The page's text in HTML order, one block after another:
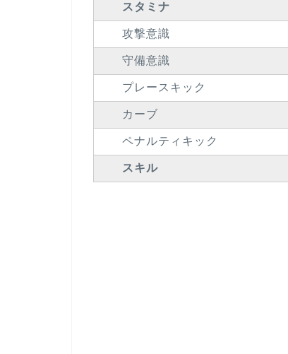
スタミナ
攻撃意識
守備意識
プレースキック
カーブ
ペナルティキック
スキル